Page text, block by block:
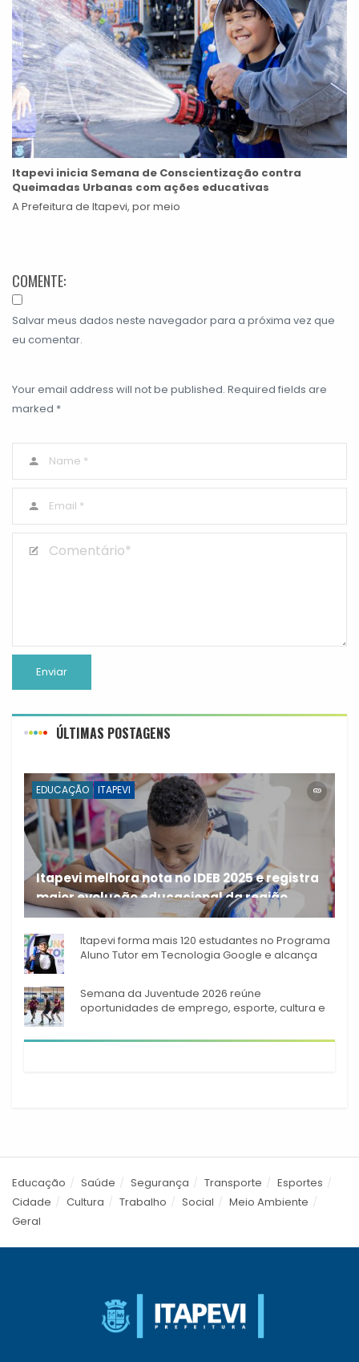
Itapevi inicia Semana de Conscientização contra
Queimadas Urbanas com ações educativas
A Prefeitura de Itapevi, por meio
COMENTE:
Salvar meus dados neste navegador para a próxima vez que
eu comentar.
Your email address will not be published. Required fields are
marked *
ÚLTIMAS POSTAGENS
EDUCAÇÃO ITAPEVI
Itapevi melhora nota no IDEB 2025 e registra
maior evolução educacional da região
A rede municipal de ensino
Itapevi forma mais 120 estudantes no Programa
Aluno Tutor em Tecnologia Google e alcança
Semana da Juventude 2026 reúne
oportunidades de emprego, esporte, cultura e
Educação Saúde Segurança Transporte
Esportes
Cidade
Cultura Trabalho Social
Meio Ambiente
Geral